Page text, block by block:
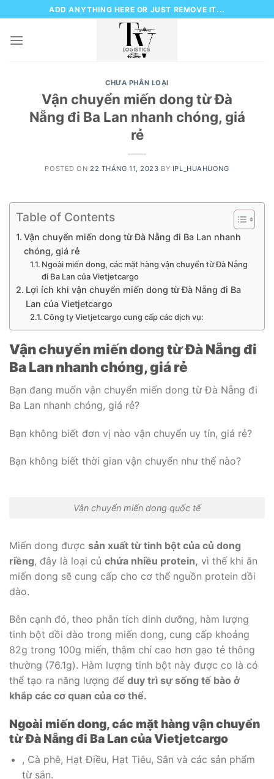
to
content
ADD ANYTHING HERE OR JUST REMOVE IT...
CHƯA PHÂN LOẠI
Vận chuyển miến dong từ Đà
Nẵng đi Ba Lan nhanh chóng, giá
rẻ
POSTED ON 22 THÁNG 11, 2023 BY IPL_HUAHUONG
Table of Contents
Vận chuyển miến dong từ Đà Nẵng đi Ba Lan nhanh
chóng, giá rẻ
Ngoài miến dong, các mặt hàng vận chuyển từ Đà Nẵng
đi Ba Lan của Vietjetcargo
Lợi ích khi vận chuyển miến dong từ Đà Nẵng đi Ba
Lan của Vietjetcargo
Công ty Vietjetcargo cung cấp các dịch vụ:
Vận chuyển miến dong từ Đà Nẵng đi
Ba Lan nhanh chóng, giá rẻ
Bạn đang muốn vận chuyển miến dong từ Đà Nẵng đi
Ba Lan nhanh chóng, giá rẻ?
Bạn không biết đơn vị nào vận chuyển uy tín, giá rẻ?
Bạn không biết thời gian vận chuyển như thế nào?
Vận chuyển miến dong quốc tế
Miến dong được sản xuất từ tinh bột của củ dong
riềng, đây là loại củ chứa nhiều protein, vì thế khi ăn
miến dong sẽ cung cấp cho cơ thể nguồn protein dồi
dào.
Bên cạnh đó, theo phân tích dinh dưỡng, hàm lượng
tinh bột dồi dào trong miến dong, cung cấp khoảng
82g trong 100g miến, thậm chí cao hơn gạo tẻ thông
thường (76.1g). Hàm lượng tinh bột này được co là có
thể tạo ra năng lượng để duy trì sự sống tế bào ở
khắp các cơ quan của cơ thể.
Ngoài miến dong, các mặt hàng vận chuyển
từ Đà Nẵng đi Ba Lan của Vietjetcargo
, Cà phê, Hạt Điều, Hạt Tiêu, Sắn và các sản phẩm
từ sắn.